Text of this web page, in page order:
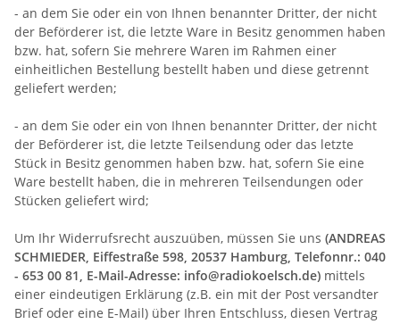
- an dem Sie oder ein von Ihnen benannter Dritter, der nicht
der Beförderer ist, die letzte Ware in Besitz genommen haben
bzw. hat, sofern Sie mehrere Waren im Rahmen einer
einheitlichen Bestellung bestellt haben und diese getrennt
geliefert werden;
- an dem Sie oder ein von Ihnen benannter Dritter, der nicht
der Beförderer ist, die letzte Teilsendung oder das letzte
Stück in Besitz genommen haben bzw. hat, sofern Sie eine
Ware bestellt haben, die in mehreren Teilsendungen oder
Stücken geliefert wird;
Um Ihr Widerrufsrecht auszuüben, müssen Sie uns (ANDREAS
SCHMIEDER, Eiffestraße 598, 20537 Hamburg, Telefonnr.: 040
- 653 00 81, E-Mail-Adresse: info@radiokoelsch.de) mittels
einer eindeutigen Erklärung (z.B. ein mit der Post versandter
Brief oder eine E-Mail) über Ihren Entschluss, diesen Vertrag